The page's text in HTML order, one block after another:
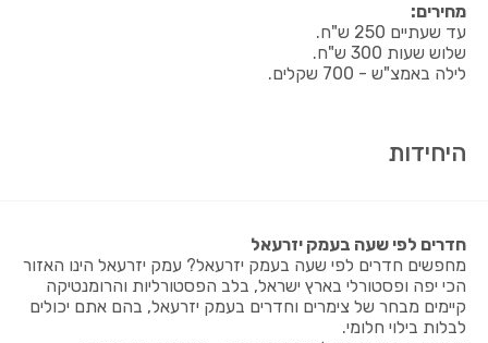
מחירים:
עד שעתיים 250 ש"ח.
שלוש שעות 300 ש"ח.
לילה באמצ"ש - 700 שקלים.
היחידות
חדרים לפי שעה בעמק יזרעאל
מחפשים חדרים לפי שעה בעמק יזרעאל? עמק יזרעאל הינו האזור
הכי יפה ופסטורלי בארץ ישראל, בלב הפסטורליות והרומנטיקה
קיימים מבחר של צימרים וחדרים בעמק יזרעאל, בהם אתם יכולים
לבלות בילוי חלומי.